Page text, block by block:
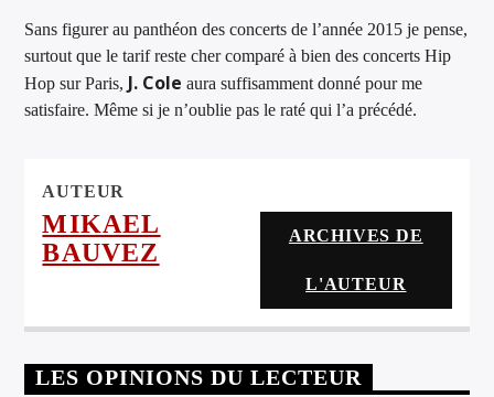
Sans figurer au panthéon des concerts de l’année 2015 je pense,
surtout que le tarif reste cher comparé à bien des concerts Hip
Hop sur Paris, J. Cole aura suffisamment donné pour me
satisfaire. Même si je n’oublie pas le raté qui l’a précédé.
AUTEUR
MIKAEL
BAUVEZ
ARCHIVES DE
L'AUTEUR
LES OPINIONS DU LECTEUR